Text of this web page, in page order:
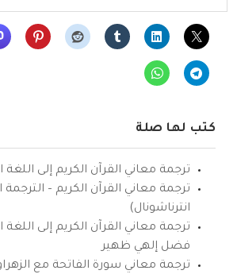
كتب لها صلة
ترجمة معاني القرآن الكريم إلى اللغة
ترجمة معاني القرآن الكريم – الترجمة
انترناشونال)
ترجمة معاني القرآن الكريم إلى اللغة
فضل إلهي ظهير
ترجمة معاني سورة الفاتحة مع